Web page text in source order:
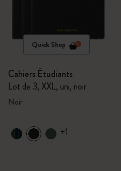
Quick Shop
Cahiers Étudiants
Lot de 3, XXL, uni, noir
Noir
+1